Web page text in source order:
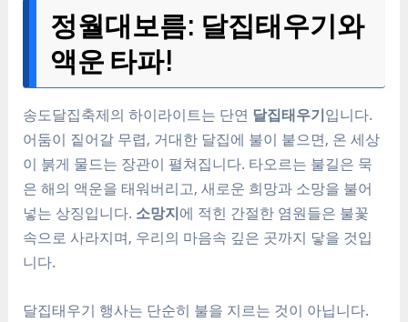
정월대보름: 달집태우기와
액운 타파!
송도달집축제의 하이라이트는 단연 달집태우기입니다.
어둠이 짙어갈 무렵, 거대한 달집에 불이 붙으면, 온 세상
이 붉게 물드는 장관이 펼쳐집니다. 타오르는 불길은 묵
은 해의 액운을 태워버리고, 새로운 희망과 소망을 불어
넣는 상징입니다. 소망지에 적힌 간절한 염원들은 불꽃
속으로 사라지며, 우리의 마음속 깊은 곳까지 닿을 것입
니다.
달집태우기 행사는 단순히 불을 지르는 것이 아닙니다.